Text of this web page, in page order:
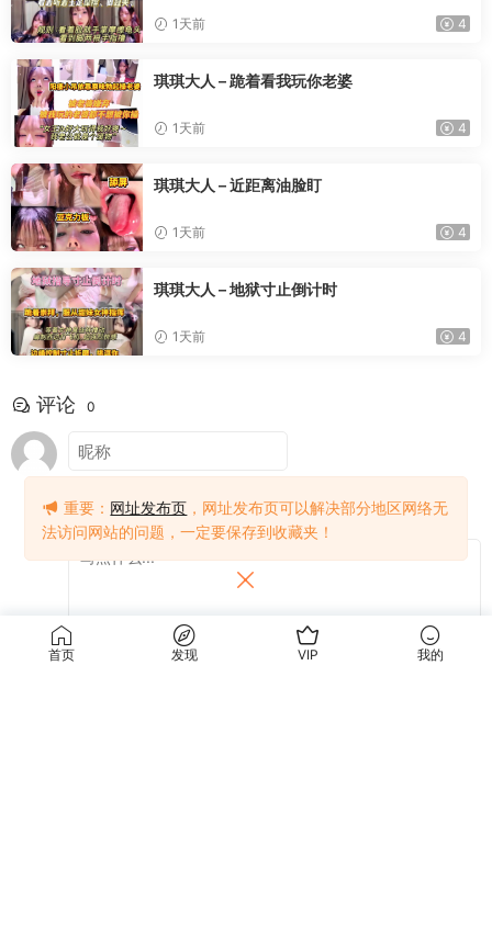
1天前 4
琪琪大人 – 跪着看我玩你老婆
1天前 4
琪琪大人 – 近距离油脸盯
1天前 4
琪琪大人 – 地狱寸止倒计时
1天前 4
评论 0
首页 发现 VIP 我的
重要： 网址发布页 ，网址发布页可以解决部分地区网络无
法访问网站的问题，一定要保存到收藏夹！